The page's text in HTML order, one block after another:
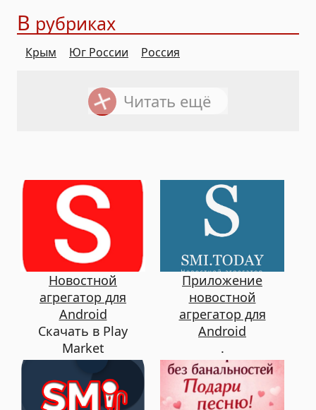
В рубриках
Крым Юг России Россия
Читать ещё
Новостной
агрегатор для
Android
Скачать в Play
Market
Приложение
новостной
агрегатор для
Android
.